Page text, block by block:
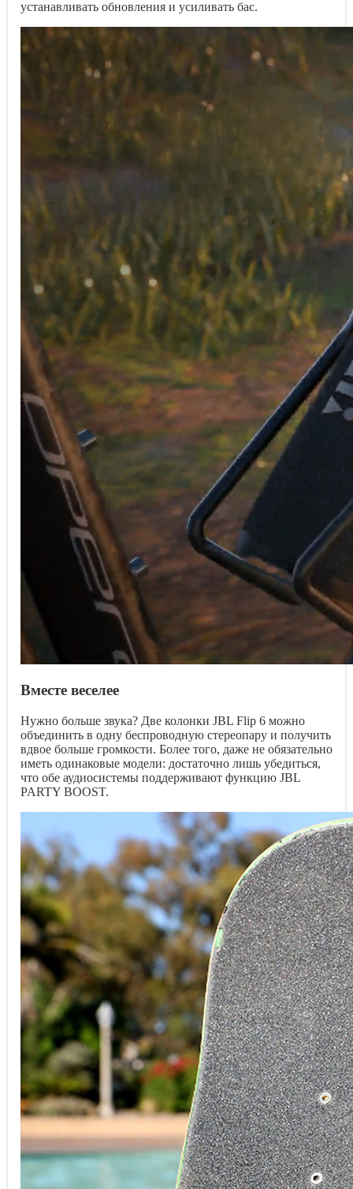
устанавливать обновления и усиливать бас.
Вместе веселее
Нужно больше звука? Две колонки JBL Flip 6 можно
объединить в одну беспроводную стереопару и получить
вдвое больше громкости. Более того, даже не обязательно
иметь одинаковые модели: достаточно лишь убедиться,
что обе аудиосистемы поддерживают функцию JBL
PARTY BOOST.